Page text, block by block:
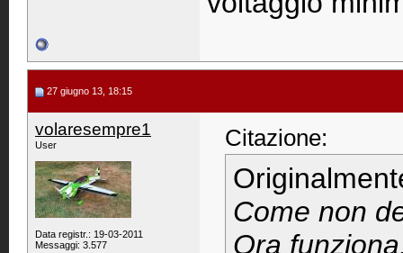
27 giugno 13, 18:15
volaresempre1
User
Data registr.: 19-03-2011
Messaggi: 3.577
Citazione:
Come non
Ora